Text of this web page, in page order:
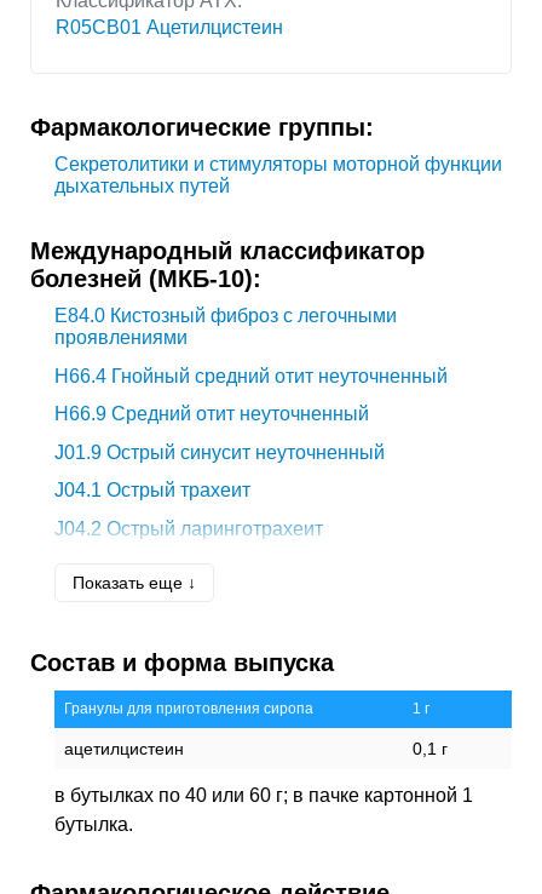
R05CB01 Ацетилцистеин
Фармакологические группы:
Секретолитики и стимуляторы моторной функции
дыхательных путей
Международный классификатор
болезней (МКБ-10):
E84.0 Кистозный фиброз с легочными
проявлениями
H66.4 Гнойный средний отит неуточненный
H66.9 Средний отит неуточненный
J01.9 Острый синусит неуточненный
J04.1 Острый трахеит
J04.2 Острый ларинготрахеит
Хронический синусит неуточненный
J37.1Хронический ларинготрахеит
J40Бронхит, не уточненный как острый или
J43.9Эмфизема неуточненная
Показать еще ↓
Состав и форма выпуска
Гранулы для приготовления сиропа 1 г
ацетилцистеин 0,1 г
в бутылках по 40 или 60 г; в пачке картонной 1
бутылка.